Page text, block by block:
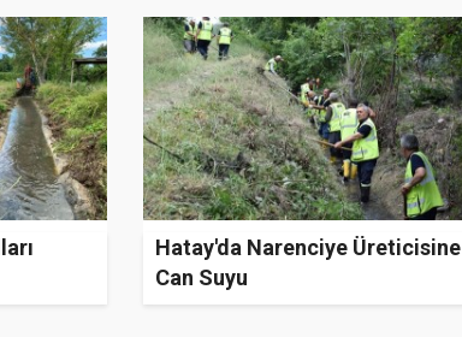
Hatay'da Narenciye Üreticisine
Can Suyu